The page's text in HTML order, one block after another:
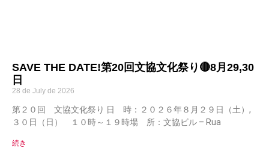
SAVE THE DATE!第20回文協文化祭り🔴8月29,30
日
28 de July de 2026
第２０回 文協文化祭り 日 時：２０２６年８月２９日（土）,
３０日（日） １０時～１９時場 所：文協ビル – Rua
続き